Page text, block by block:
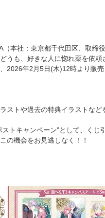
（本社：東京都千代田区、取締
うも、好きな人に惚れ薬を依
2026年2月5日(木)12時より販売
ストや過去の特典イラストな
ストキャンペーン”として、く
の機会をお見逃しなく！！